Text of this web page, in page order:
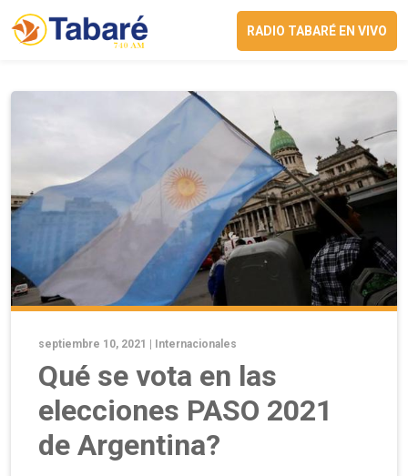
RADIO TABARÉ EN VIVO
septiembre 10, 2021 | Internacionales
Qué se vota en las
elecciones PASO 2021
de Argentina?